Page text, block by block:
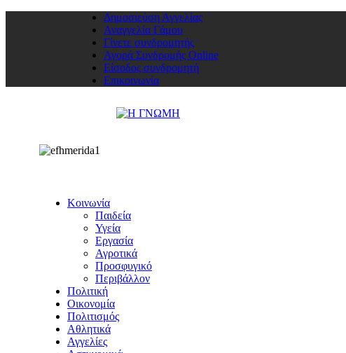
Δημοσιεύση Αγγελίας
Αναγγελία Γάμου
Γίνετε συνδρομητής
Αγορά Συνδρομής Online
Είσοδος συνδρομητή
Επικοινωνία
Κοινωνία
Παιδεία
Υγεία
Εργασία
Αγροτικά
Προσφυγικό
Περιβάλλον
Πολιτική
Οικονομία
Πολιτισμός
Αθλητικά
Αγγελίες